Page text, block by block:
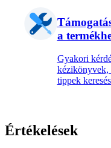
a
Gyakori
kézikönyvek,
tippek
Értékelések